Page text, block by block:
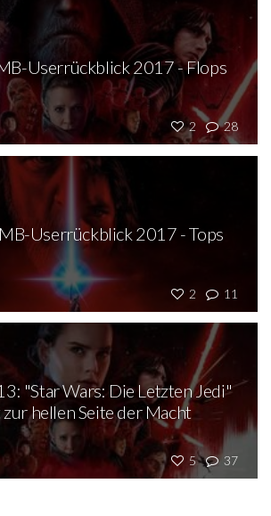
2 28
Userrückblick 2017 - Flops
2 11
Userrückblick 2017 - Tops
5 37
"Star Wars: Die Letzten Jedi"
hellen Seite der Macht